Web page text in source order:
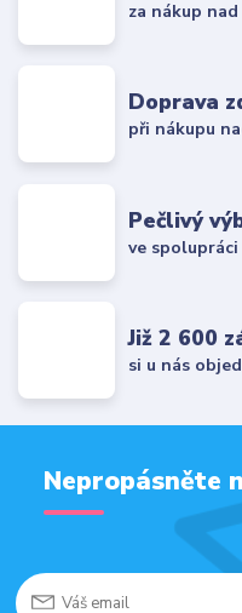
za nákup
Doprava
při nákupu
Pečlivý
ve
Již 2 600
si u nás
Nepropásněte